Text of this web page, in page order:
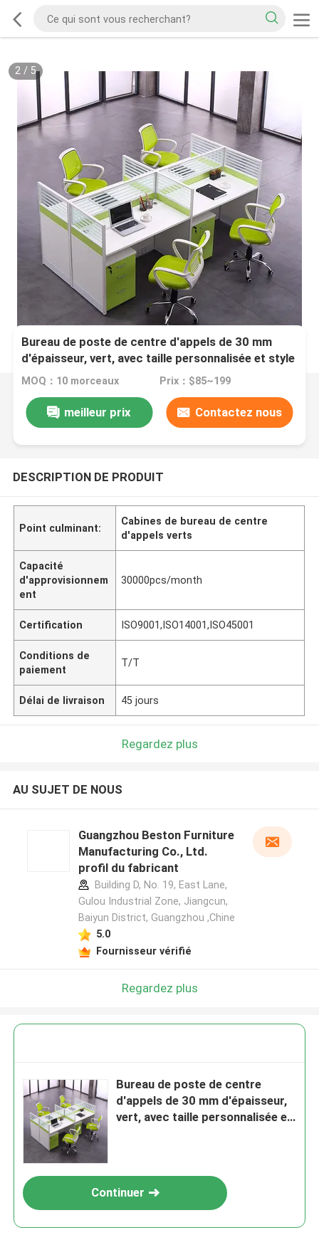
2/ 5
Bureau de poste de centre d'appels de 30 mm
d'épaisseur, vert, avec taille personnalisée et style
moderne
MOQ：10 morceaux Prix：$85~199
meilleur prix Contactez nous
DESCRIPTION DE PRODUIT
Point culminant:
Cabines de bureau de centre
d'appels verts
Capacité
d'approvisionnem
ent
30000pcs/month
Certification ISO9001,ISO14001,ISO45001
Conditions de
paiement
T/T
Délai de livraison 45 jours
Regardez plus
AU SUJET DE NOUS
Guangzhou Beston Furniture
Manufacturing Co., Ltd.
profil du fabricant
Building D, No. 19, East Lane,
Gulou Industrial Zone, Jiangcun,
Baiyun District, Guangzhou ,Chine
5.0
Fournisseur vérifié
Regardez plus
Bureau de poste de centre
d'appels de 30 mm d'épaisseur,
vert, avec taille personnalisée et
Continuer